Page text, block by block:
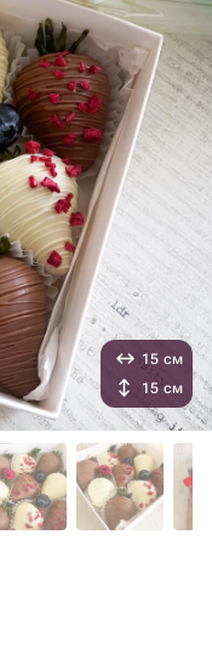
15 см
15 см